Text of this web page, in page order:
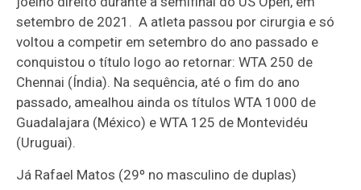
setembro de 2021. A atleta passou por cirurgia e só
voltou a competir em setembro do ano passado e
conquistou o título logo ao retornar: WTA 250 de
Chennai (Índia). Na sequência, até o fim do ano
passado, amealhou ainda os títulos WTA 1000 de
Guadalajara (México) e WTA 125 de Montevidéu
(Uruguai).
Já Rafael Matos (29º no masculino de duplas)